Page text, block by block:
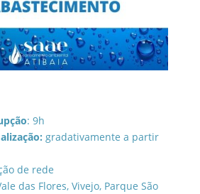
: 9h
gradativamente a partir
de rede
das Flores, Vivejo, Parque São